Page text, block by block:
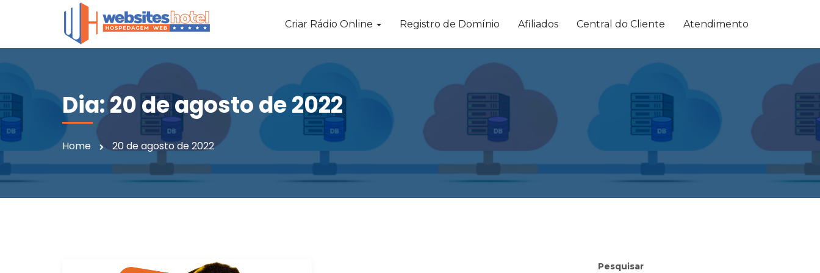
Criar Rádio Online Registro de Domínio Afiliados Central do Cliente Atendimento
Dia:20 de agosto de 2022
Home 20 de agosto de 2022
Pesquisar